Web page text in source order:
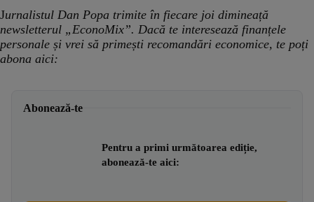
Jurnalistul Dan Popa trimite în fiecare joi dimineață
newsletterul „EconoMix”. Dacă te interesează finanțele
personale și vrei să primești recomandări economice, te poți
abona aici:
Abonează-te
Pentru a primi următoarea ediție,
abonează-te aici: